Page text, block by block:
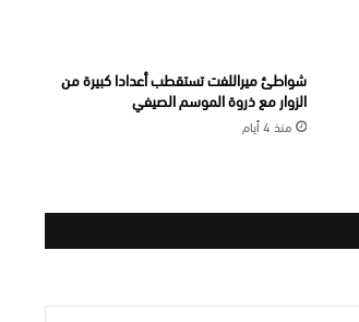
شواطئ ميراللفت تستقطب أعدادا كبيرة من
الزوار مع ذروة الموسم الصيفي
منذ 4 أيام